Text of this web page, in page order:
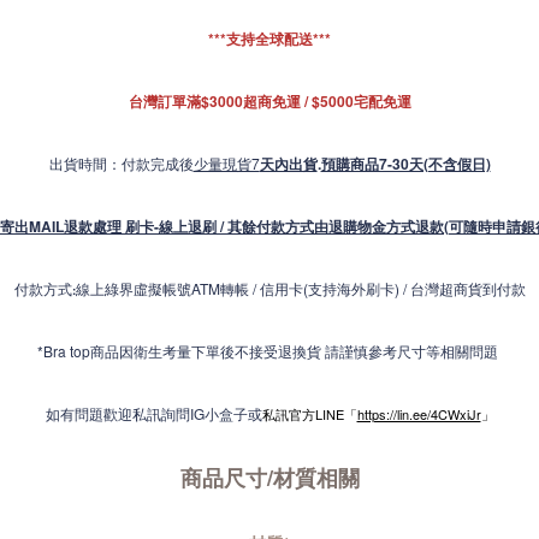
***支持全球配送***
台灣訂單滿$3000超商免運 / $5000宅配免運
出貨時間：付款完成後少量現貨7天內出貨.預購商品7-30天(不含假日)
出MAIL退款處理 刷卡-線上退刷 / 其餘付款方式由退購物金方式退款(可隨時申請
付款方式:線上綠界虛擬帳號ATM轉帳 / 信用卡(支持海外刷卡) / 台灣超商貨到付款
*Bra top商品因衛生考量下單後不接受退換貨 請謹慎參考尺寸等相關問題
如有問題歡迎私訊詢問IG小盒子或私訊官方LINE「https://lin.ee/4CWxiJr」
商品尺寸/材質相關